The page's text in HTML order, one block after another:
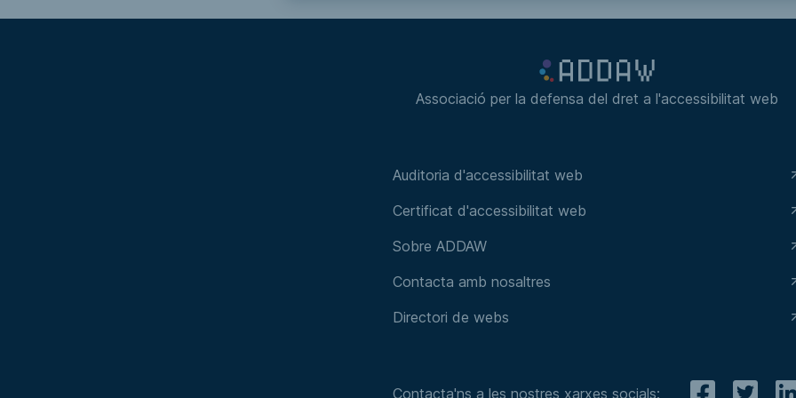
Associació per la defensa del dret a l'accessibilitat web
Auditoria d'accessibilitat web
Certificat d'accessibilitat web
Sobre ADDAW
Contacta amb nosaltres
Directori de webs
Contacta'ns a les nostres xarxes socials: